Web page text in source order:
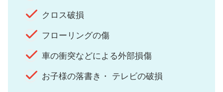
クロス破損
フローリングの傷
車の衝突などによる外部損傷
お子様の落書き・ テレビの破損